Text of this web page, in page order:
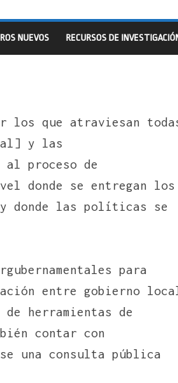
NUEVOS RECURSOS DE
los que atraviesan
y las
al proceso de
donde se entregan los
donde las políticas se
para
entre gobierno
herramientas de
contar con
una consulta pública